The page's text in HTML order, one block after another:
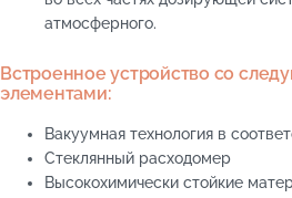
атмосферного.
Встроенное устройство со
элементами:
Вакуумная технология в
Стеклянный расходомер
Высокохимически стойкие